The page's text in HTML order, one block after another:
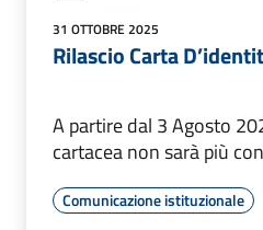
31 OTTOBRE 2025
Rilascio Carta
A partire dal 3 Agosto
cartacea non sarà più
Comunicazione istituzionale